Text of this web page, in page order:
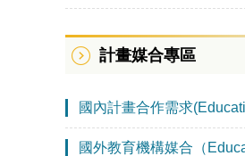
計畫媒合專區
國內計畫合作需求
國外教育機構媒合（